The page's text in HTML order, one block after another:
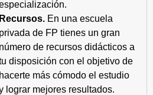
Recursos. En una escuela
privada de FP tienes un gran
número de recursos didácticos a
disposición con el objetivo de
hacerte más cómodo el estudio
lograr mejores resultados.